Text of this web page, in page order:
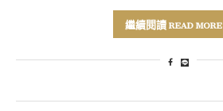
繼續閱讀 READ MORE